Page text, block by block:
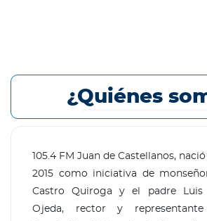
¿Quiénes
105.4 FM Juan de Castellanos,
2015 como iniciativa de
Castro Quiroga y el padre Luis
Ojeda, rector y